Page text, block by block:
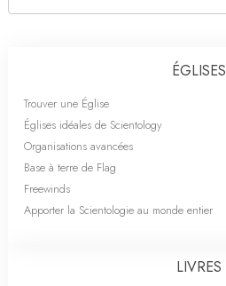
ÉGLISES
Trouver une Église
Églises idéales de Scientology
Organisations avancées
Base à terre de Flag
Freewinds
Apporter la Scientologie au monde entier
LIVRES